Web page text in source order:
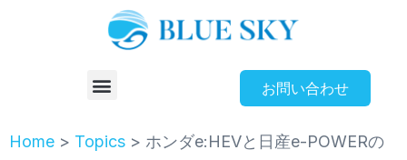
お問い合わせ
Home > Topics > ホンダe:HEVと日産e-POWERの